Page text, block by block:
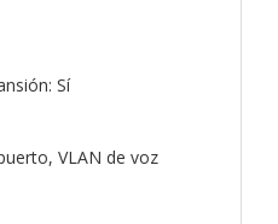
Sí
VLAN de voz